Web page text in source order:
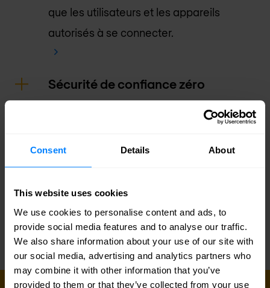
Consent Details About
This website uses cookies
We use cookies to personalise content and ads, to
provide social media features and to analyse our traffic.
We also share information about your use of our site with
our social media, advertising and analytics partners who
may combine it with other information that you’ve
provided to them or that they’ve collected from your use
que les utilisateurs et les appareils
autorisés à se connecter.
Sécurité de confiance zéro
Gestion des points d'extrémité
Contention des menaces